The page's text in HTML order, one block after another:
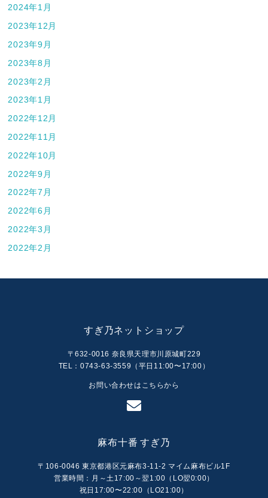
2024年1月
2023年12月
2023年9月
2023年8月
2023年2月
2023年1月
2022年12月
2022年11月
2022年10月
2022年9月
2022年7月
2022年6月
2022年3月
2022年2月
すぎ乃ネットショップ
〒632-0016 奈良県天理市川原城町229
TEL：0743-63-3559（平日11:00〜17:00）
お問い合わせはこちらから
麻布十番 すぎ乃
〒106-0046 東京都港区元麻布3-11-2 マイム麻布ビル1F
営業時間：月～土17:00～翌1:00（LO翌0:00）
祝日17:00〜22:00（LO21:00）